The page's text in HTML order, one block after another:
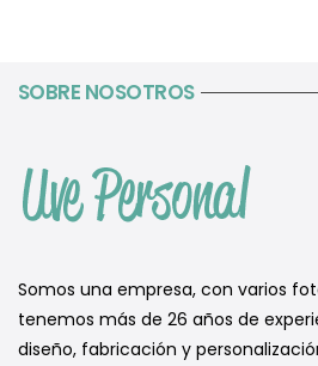
SOBRE NOSOTROS
Somos una empresa, con varios
tenemos más de 26 años de
diseño, fabricación y